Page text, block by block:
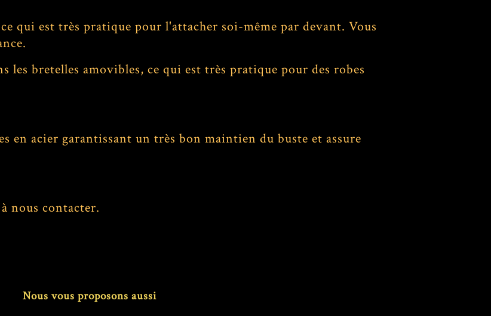
qui est très pratique pour l'attacher soi-même par devant. Vous
les bretelles amovibles, ce qui est très pratique pour des robes
en acier garantissant un très bon maintien du buste et assure
nous contacter.
Nous vous proposons aussi